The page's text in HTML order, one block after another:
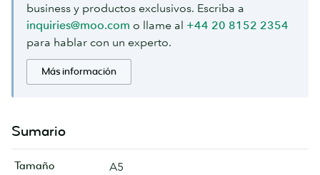
business y productos exclusivos. Escriba a
inquiries@moo.com o llame al +44 20 8152 2354
para hablar con un experto.
Más información
Sumario
Tamaño A5